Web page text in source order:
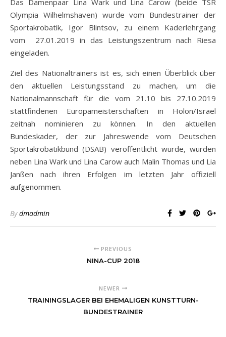
Olympia Wilhelmshaven) wurde vom Bundestrainer der
Sportakrobatik, Igor Blintsov, zu einem Kaderlehrgang
vom 27.01.2019 in das Leistungszentrum nach Riesa
eingeladen.
Ziel des Nationaltrainers ist es, sich einen Überblick über
den aktuellen Leistungsstand zu machen, um die
Nationalmannschaft für die vom 21.10 bis 27.10.2019
stattfindenen Europameisterschaften in Holon/Israel
zeitnah nominieren zu können. In den aktuellen
Bundeskader, der zur Jahreswende vom Deutschen
Sportakrobatikbund (DSAB) veröffentlicht wurde, wurden
neben Lina Wark und Lina Carow auch Malin Thomas und Lia
Janßen nach ihren Erfolgen im letzten Jahr offiziell
aufgenommen.
Bydmadmin
PREVIOUS
NINA-CUP 2018
NEWER
TRAININGSLAGER BEI EHEMALIGEN KUNSTTURN-
BUNDESTRAINER